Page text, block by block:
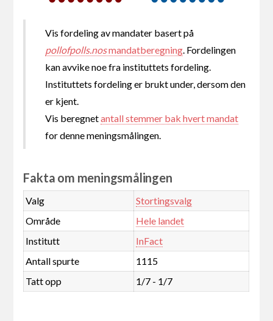
Vis fordeling av mandater basert på
pollofpolls.nosmandatberegning. Fordelingen
kan avvike noe fra instituttets fordeling.
Instituttets fordeling er brukt under, dersom den
er kjent.
Vis beregnetantall stemmer bak hvert mandat
for denne meningsmålingen.
Fakta om meningsmålingen
Valg
Stortingsvalg
Område
Hele landet
Institutt
InFact
Antall spurte
1115
Tatt opp
1/7 - 1/7